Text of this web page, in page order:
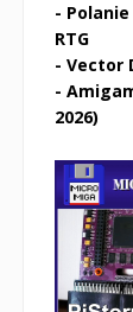
RTG
Vector
2026)